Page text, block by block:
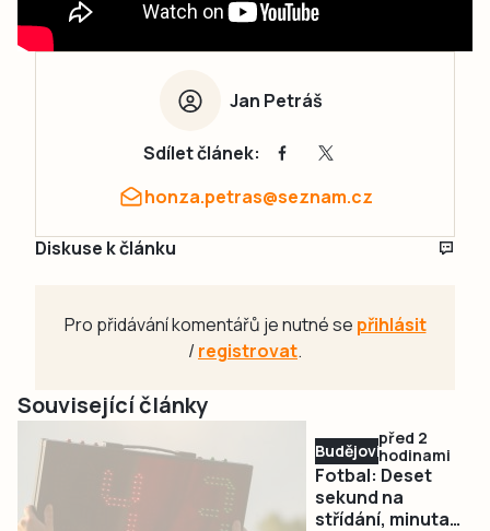
Jan Petráš
Sdílet článek:
honza.petras@seznam.cz
Diskuse k článku
Pro přidávání komentářů je nutné se přihlásit
/registrovat.
Související články
Budějovicko
před 2
hodinami
Fotbal: Deset
sekund na
střídání, minuta